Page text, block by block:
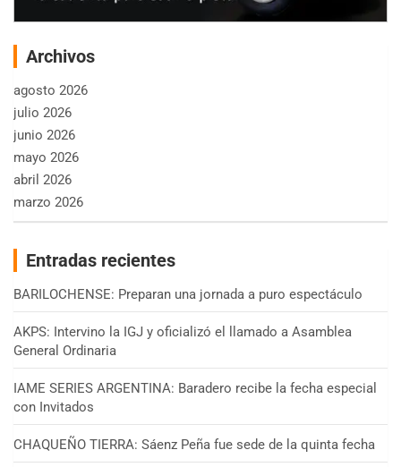
Archivos
agosto 2026
julio 2026
junio 2026
mayo 2026
abril 2026
marzo 2026
Entradas recientes
BARILOCHENSE: Preparan una jornada a puro espectáculo
AKPS: Intervino la IGJ y oficializó el llamado a Asamblea
General Ordinaria
IAME SERIES ARGENTINA: Baradero recibe la fecha especial
con Invitados
CHAQUEÑO TIERRA: Sáenz Peña fue sede de la quinta fecha